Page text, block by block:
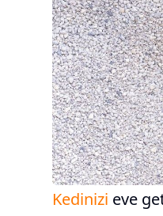
Kedinizi eve